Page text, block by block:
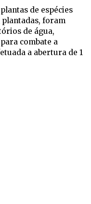
de espécies
foram
de água,
combate a
a abertura de 1